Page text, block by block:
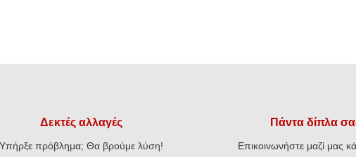
Δεκτές αλλαγές
Υπήρξε πρόβλημα; Θα βρούμε λύση!
Πάντα δίπλα
Επικοινωνήστε μαζί μας